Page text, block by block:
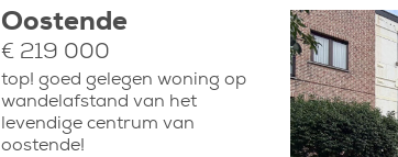
Oostende
€ 219 000
top! goed gelegen woning op
wandelafstand van het
levendige centrum van
oostende!